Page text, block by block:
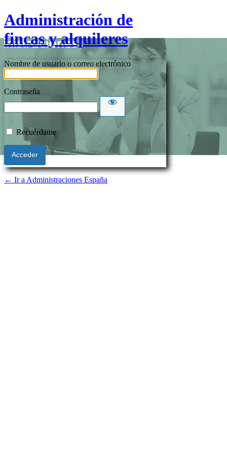
Administración de
fincas y alquileres
Nombre de usuario o correo electrónico
Contraseña
Recuérdame
← Ir a Administraciones España